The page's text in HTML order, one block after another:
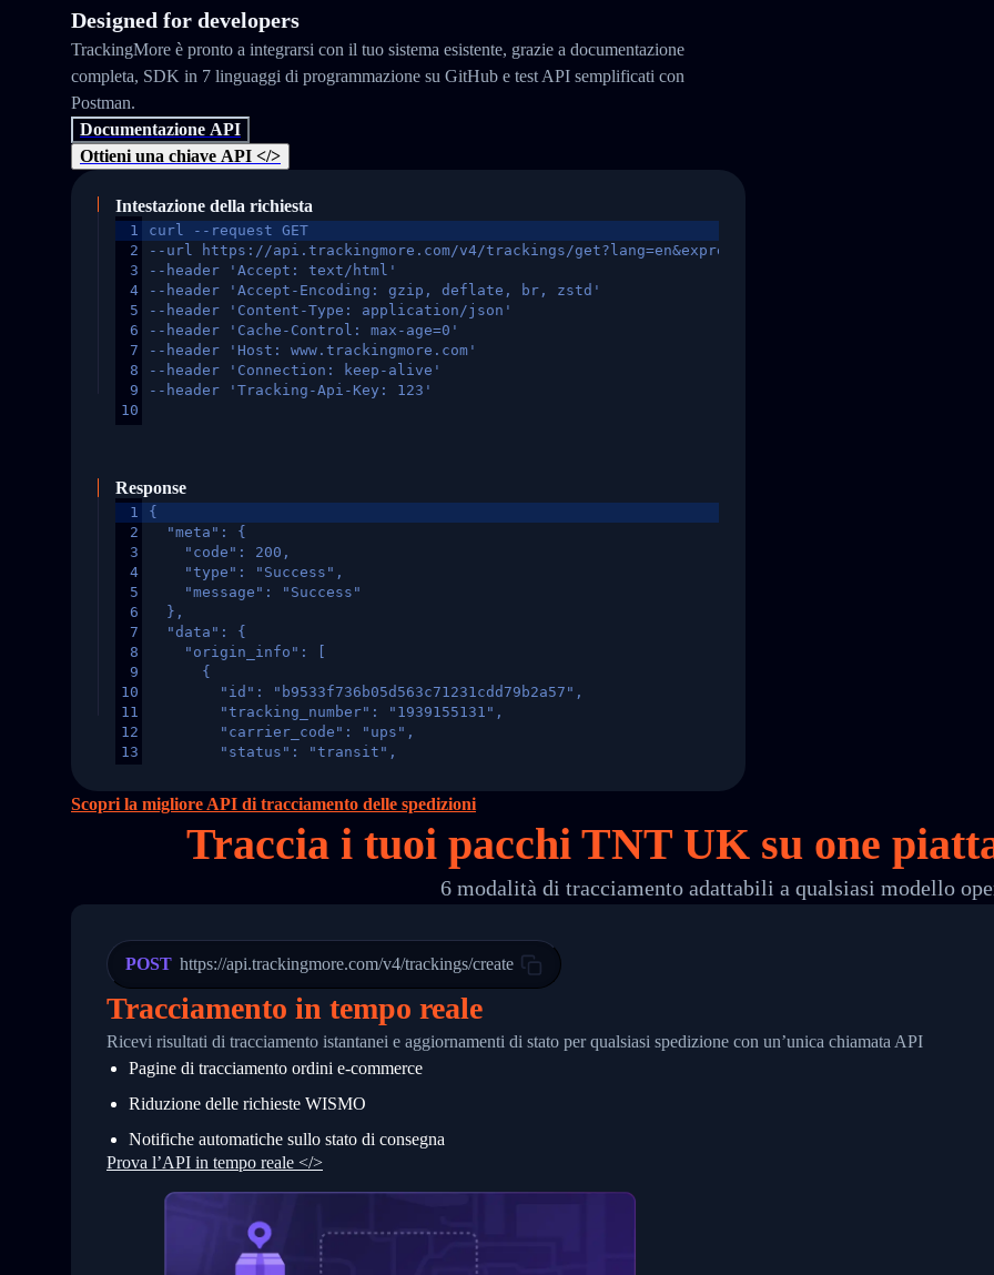
Designed for developers
TrackingMore è pronto a integrarsi con il tuo sistema esistente, grazie a documentazione
completa, SDK in 7 linguaggi di programmazione su GitHub e test API semplificati con
Postman.
Documentazione API
Ottieni una chiave API </>
Intestazione della richiesta
1
2
3
4
5
6
7
8
9
10
curl --request GET
--url https://api.trackingmore.com/v4/trackings/get?lang=en&express=ups&tracknumber=1939155131
--header 'Accept: text/html'
--header 'Accept-Encoding: gzip, deflate, br, zstd'
--header 'Content-Type: application/json'
--header 'Cache-Control: max-age=0'
--header 'Host: www.trackingmore.com'
--header 'Connection: keep-alive'
--header 'Tracking-Api-Key: 123'
Response
1
2
3
4
5
6
7
8
9
10
11
12
13
16
24
25
26
27
28
29
31
32
34
{
  "meta": {
    "code": 200,
    "type": "Success",
    "message": "Success"
  },
  "data": {
    "origin_info": [
      {
        "id": "b9533f736b05d563c71231cdd79b2a57",
        "tracking_number": "1939155131",
        "carrier_code": "ups",
        "status": "transit",
        "itemTimeLength": 2,
        "weblink": "",
        "phone": null,
"Details": "Departed Facility in HONG KONG-HONG KONG, HONG KONG-HONG KONG,2017-03-
          },
          {
            "Date": "2017-03-06 15:28:00",
            "StatusDescription": "Shipment picked up",
            "Details": "BEIJING-CHINA,PEOPLES REPUBLIC"
          }
      }
    ]
}
Scopri la migliore API di tracciamento delle spedizioni
Traccia i tuoi pacchi TNT UK su one
6 modalità di tracciamento adattabili a qualsiasi modello
POST https://api.trackingmore.com/v4/trackings/create
Tracciamento in tempo reale
Ricevi risultati di tracciamento istantanei e aggiornamenti di stato per qualsiasi spedizione con un’unica chiamata API
Pagine di tracciamento ordini e‑commerce
Riduzione delle richieste WISMO
Notifiche automatiche sullo stato di consegna
Prova l’API in tempo reale </>